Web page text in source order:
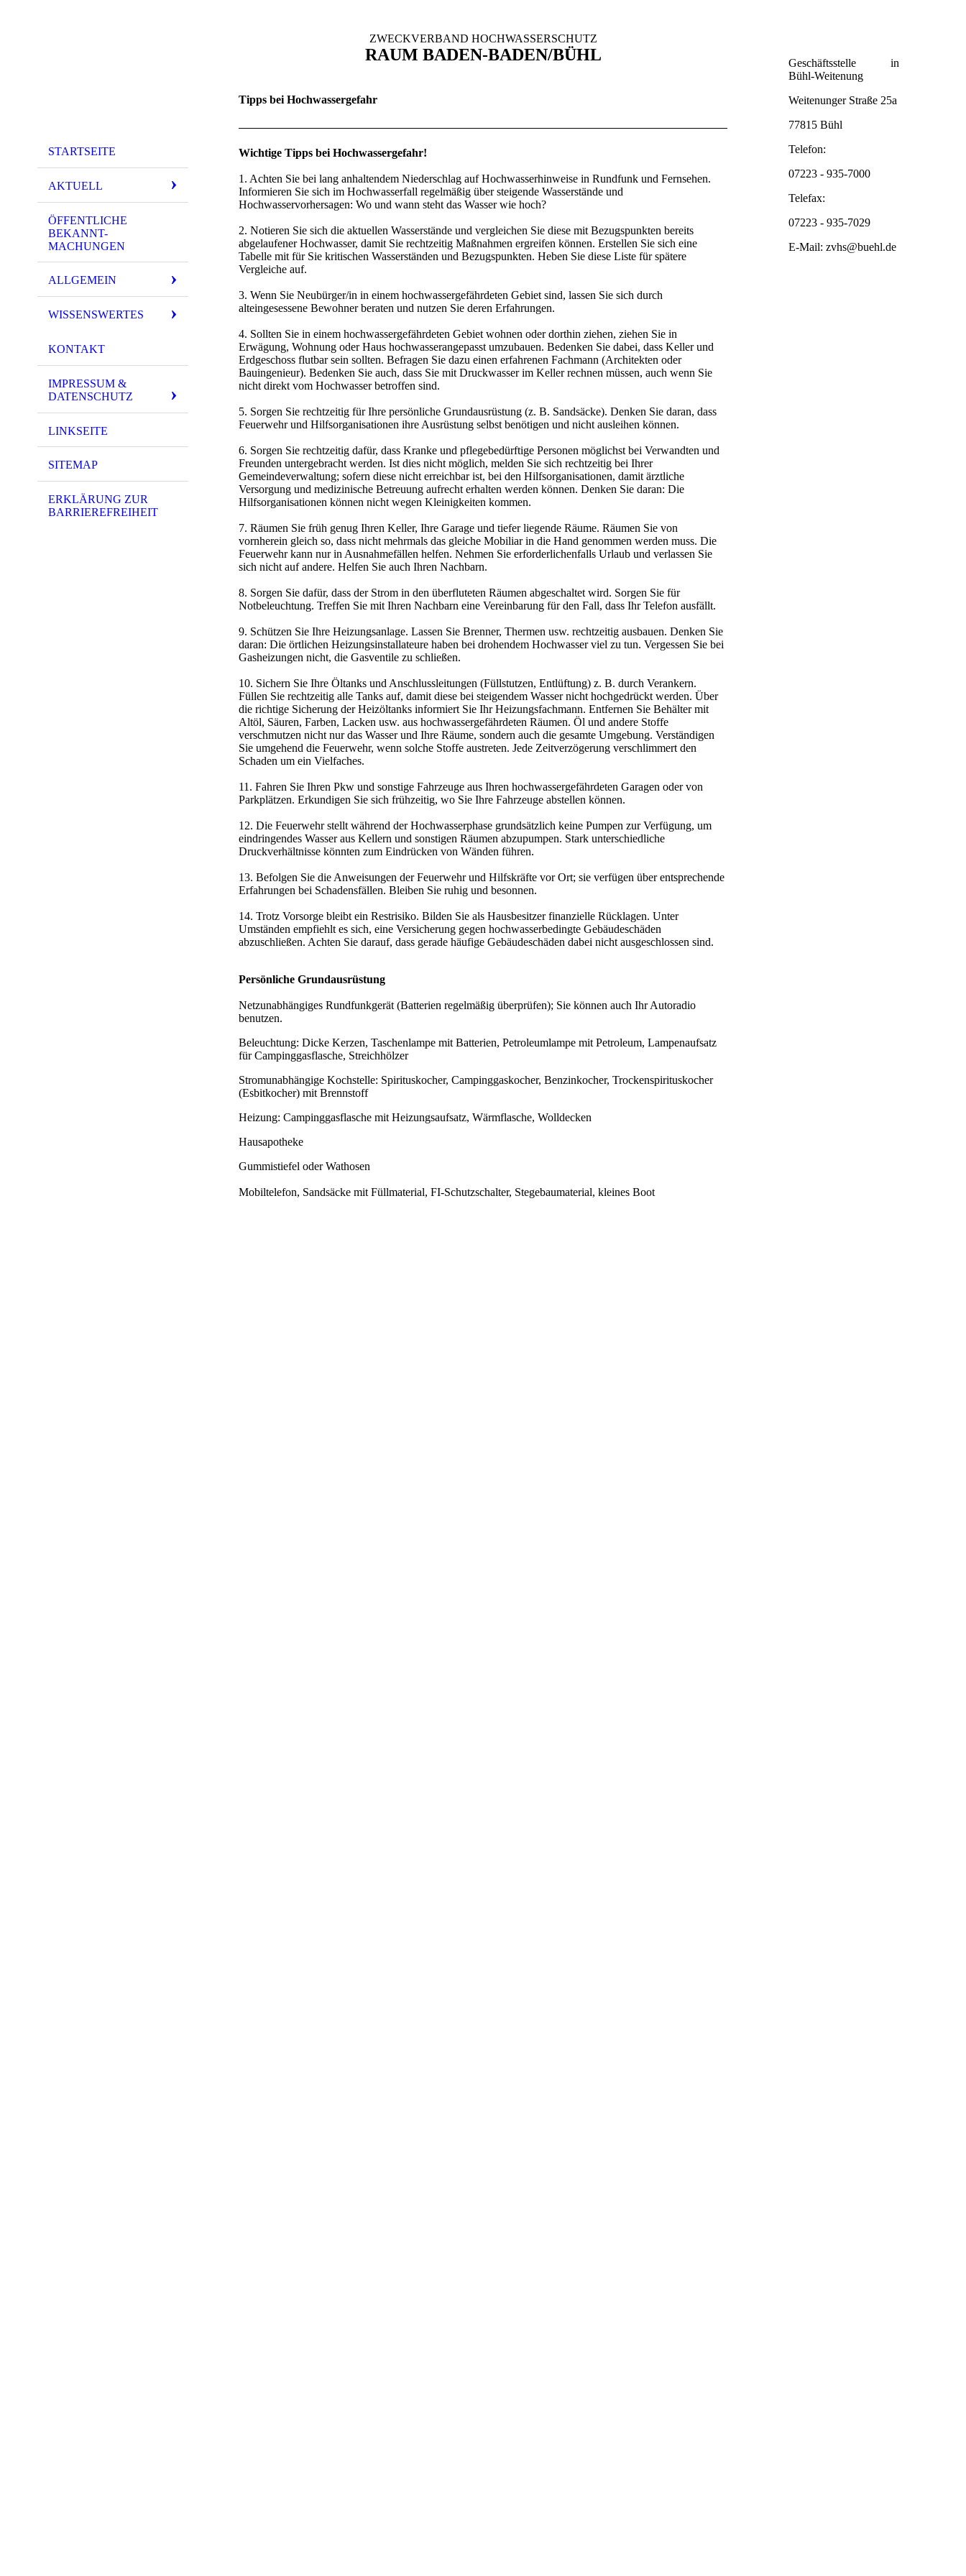
STARTSEITE
AKTUELL
ÖFFENTLICHE
BEKANNT-
MACHUNGEN
ALLGEMEIN
WISSENSWERTES
KONTAKT
IMPRESSUM &
DATENSCHUTZ
LINKSEITE
SITEMAP
ERKLÄRUNG ZUR
BARRIEREFREIHEIT
ZWECKVERBAND HOCHWASSERSCHUTZ
RAUM BADEN-BADEN/BÜHL
Tipps bei Hochwassergefahr
Wichtige Tipps bei Hochwassergefahr!
1. Achten Sie bei lang anhaltendem Niederschlag auf Hochwasserhinweise in Rundfunk und Fernsehen.
Informieren Sie sich im Hochwasserfall regelmäßig über steigende Wasserstände und
Hochwasservorhersagen: Wo und wann steht das Wasser wie hoch?
2. Notieren Sie sich die aktuellen Wasserstände und vergleichen Sie diese mit Bezugspunkten bereits
abgelaufener Hochwasser, damit Sie rechtzeitig Maßnahmen ergreifen können. Erstellen Sie sich eine
Tabelle mit für Sie kritischen Wasserständen und Bezugspunkten. Heben Sie diese Liste für spätere
Vergleiche auf.
3. Wenn Sie Neubürger/in in einem hochwassergefährdeten Gebiet sind, lassen Sie sich durch
alteingesessene Bewohner beraten und nutzen Sie deren Erfahrungen.
4. Sollten Sie in einem hochwassergefährdeten Gebiet wohnen oder dorthin ziehen, ziehen Sie in
Erwägung, Wohnung oder Haus hochwasserangepasst umzubauen. Bedenken Sie dabei, dass Keller und
Erdgeschoss flutbar sein sollten. Befragen Sie dazu einen erfahrenen Fachmann (Architekten oder
Bauingenieur). Bedenken Sie auch, dass Sie mit Druckwasser im Keller rechnen müssen, auch wenn Sie
nicht direkt vom Hochwasser betroffen sind.
5. Sorgen Sie rechtzeitig für Ihre persönliche Grundausrüstung (z. B. Sandsäcke). Denken Sie daran, dass
Feuerwehr und Hilfsorganisationen ihre Ausrüstung selbst benötigen und nicht ausleihen können.
6. Sorgen Sie rechtzeitig dafür, dass Kranke und pflegebedürftige Personen möglichst bei Verwandten und
Freunden untergebracht werden. Ist dies nicht möglich, melden Sie sich rechtzeitig bei Ihrer
Gemeindeverwaltung; sofern diese nicht erreichbar ist, bei den Hilfsorganisationen, damit ärztliche
Versorgung und medizinische Betreuung aufrecht erhalten werden können. Denken Sie daran: Die
Hilfsorganisationen können nicht wegen Kleinigkeiten kommen.
7. Räumen Sie früh genug Ihren Keller, Ihre Garage und tiefer liegende Räume. Räumen Sie von
vornherein gleich so, dass nicht mehrmals das gleiche Mobiliar in die Hand genommen werden muss. Die
Feuerwehr kann nur in Ausnahmefällen helfen. Nehmen Sie erforderlichenfalls Urlaub und verlassen Sie
sich nicht auf andere. Helfen Sie auch Ihren Nachbarn.
8. Sorgen Sie dafür, dass der Strom in den überfluteten Räumen abgeschaltet wird. Sorgen Sie für
Notbeleuchtung. Treffen Sie mit Ihren Nachbarn eine Vereinbarung für den Fall, dass Ihr Telefon ausfällt.
9. Schützen Sie Ihre Heizungsanlage. Lassen Sie Brenner, Thermen usw. rechtzeitig ausbauen. Denken Sie
daran: Die örtlichen Heizungsinstallateure haben bei drohendem Hochwasser viel zu tun. Vergessen Sie bei
Gasheizungen nicht, die Gasventile zu schließen.
10. Sichern Sie Ihre Öltanks und Anschlussleitungen (Füllstutzen, Entlüftung) z. B. durch Verankern.
Füllen Sie rechtzeitig alle Tanks auf, damit diese bei steigendem Wasser nicht hochgedrückt werden. Über
die richtige Sicherung der Heizöltanks informiert Sie Ihr Heizungsfachmann. Entfernen Sie Behälter mit
Altöl, Säuren, Farben, Lacken usw. aus hochwassergefährdeten Räumen. Öl und andere Stoffe
verschmutzen nicht nur das Wasser und Ihre Räume, sondern auch die gesamte Umgebung. Verständigen
Sie umgehend die Feuerwehr, wenn solche Stoffe austreten. Jede Zeitverzögerung verschlimmert den
Schaden um ein Vielfaches.
11. Fahren Sie Ihren Pkw und sonstige Fahrzeuge aus Ihren hochwassergefährdeten Garagen oder von
Parkplätzen. Erkundigen Sie sich frühzeitig, wo Sie Ihre Fahrzeuge abstellen können.
12. Die Feuerwehr stellt während der Hochwasserphase grundsätzlich keine Pumpen zur Verfügung, um
eindringendes Wasser aus Kellern und sonstigen Räumen abzupumpen. Stark unterschiedliche
Druckverhältnisse könnten zum Eindrücken von Wänden führen.
13. Befolgen Sie die Anweisungen der Feuerwehr und Hilfskräfte vor Ort; sie verfügen über entsprechende
Erfahrungen bei Schadensfällen. Bleiben Sie ruhig und besonnen.
14. Trotz Vorsorge bleibt ein Restrisiko. Bilden Sie als Hausbesitzer finanzielle Rücklagen. Unter
Umständen empfiehlt es sich, eine Versicherung gegen hochwasserbedingte Gebäudeschäden
abzuschließen. Achten Sie darauf, dass gerade häufige Gebäudeschäden dabei nicht ausgeschlossen sind.
Persönliche Grundausrüstung
Netzunabhängiges Rundfunkgerät (Batterien regelmäßig überprüfen); Sie können auch Ihr Autoradio
benutzen.
Beleuchtung: Dicke Kerzen, Taschenlampe mit Batterien, Petroleumlampe mit Petroleum, Lampenaufsatz
für Campinggasflasche, Streichhölzer
Stromunabhängige Kochstelle: Spirituskocher, Campinggaskocher, Benzinkocher, Trockenspirituskocher
(Esbitkocher) mit Brennstoff
Heizung: Campinggasflasche mit Heizungsaufsatz, Wärmflasche, Wolldecken
Hausapotheke
Gummistiefel oder Wathosen
Mobiltelefon, Sandsäcke mit Füllmaterial, FI-Schutzschalter, Stegebaumaterial, kleines Boot
Geschäftsstelle in
Bühl-Weitenung
Weitenunger Straße 25a
77815 Bühl
Telefon:
07223 - 935-7000
Telefax:
07223 - 935-7029
E-Mail: zvhs@buehl.de